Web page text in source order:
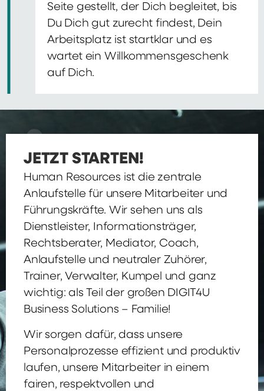
Seite gestellt, der Dich begleitet, bis
Du Dich gut zurecht findest, Dein
Arbeitsplatz ist startklar und es
wartet ein Willkommensgeschenk
auf Dich.
JETZT STARTEN!
Human Resources ist die zentrale
Anlaufstelle für unsere Mitarbeiter und
Führungskräfte. Wir sehen uns als
Dienstleister, Informationsträger,
Rechtsberater, Mediator, Coach,
Anlaufstelle und neutraler Zuhörer,
Trainer, Verwalter, Kumpel und ganz
wichtig: als Teil der großen DIGIT4U
Business Solutions – Familie!
Wir sorgen dafür, dass unsere
Personalprozesse effizient und produktiv
laufen, unsere Mitarbeiter in einem
fairen, respektvollen und